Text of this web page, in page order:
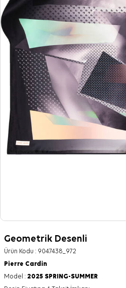
Geometrik Desenli
Ürün Kodu : 9047438_972
Pierre Cardin
Model : 2025 SPRING-SUMMER